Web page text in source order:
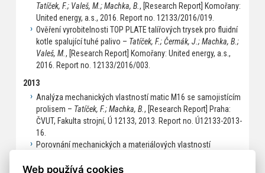
Tatíček, F.; Valeš, M.; Machka, B. , [Research Report] Komořany:
United energy, a.s., 2016. Report no. 12133/2016/019.
Ověření vyrobitelnosti TOP PLATE talířových trysek pro fluidní
kotle spalující tuhé palivo – Tatíček, F.; Čermák, J.; Machka, B.;
Valeš, M., [Research Report] Komořany: United energy, a.s.,
2016. Report no. 12133/2016/003.
2013
Analýza mechanických vlastností matic M16 se samojistícím
prolisem – Tatíček, F.; Machka, B. , [Research Report] Praha:
ČVUT, Fakulta strojní, Ú 12133, 2013. Report no. Ú12133-2013-
16.
Porovnání mechanických a materiálových vlastností
B., [Research Report] 2013. Report no. Ú12133-2013-06.
Web používá cookies